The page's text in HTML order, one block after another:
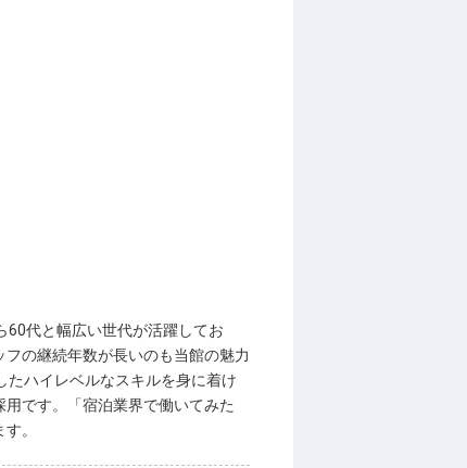
60代と幅広い世代が活躍してお
の継続年数が長いのも当館の魅力
ハイレベルなスキルを身に着け
です。「宿泊業界で働いてみた
。